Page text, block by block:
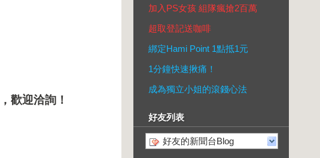
，歡迎洽詢！
加入PS女孩 組隊瘋搶2百萬
超取登記送咖啡
綁定Hami Point 1點抵1元
1分鐘快速揪痛！
成為獨立小姐的滾錢心法
好友列表
好友的新聞台Blog